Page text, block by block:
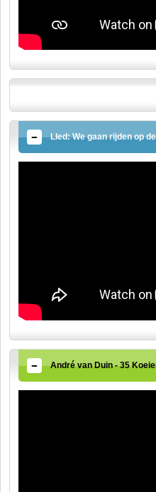
LIed: We gaan rijden op
André van Duin - 35